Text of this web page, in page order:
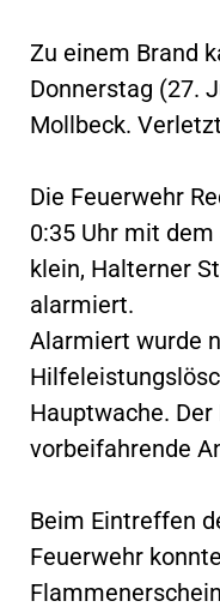
Zu einem Brand
Donnerstag (27.
Mollbeck.
Die Feuerwehr
0:35 Uhr mit
klein, Halterner
alarmiert.
Alarmiert wurde
Hauptwache.
vorbeifahrende
Beim Eintreffen
Feuerwehr